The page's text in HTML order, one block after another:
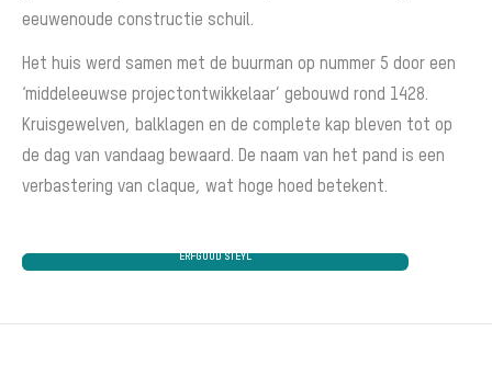
eeuwenoude constructie schuil.
Het huis werd samen met de buurman op nummer 5 door een
‘middeleeuwse projectontwikkelaar’ gebouwd rond 1428.
Kruisgewelven, balklagen en de complete kap bleven tot op
de dag van vandaag bewaard. De naam van het pand is een
verbastering van claque, wat hoge hoed betekent.
ERFGOUD STEYL